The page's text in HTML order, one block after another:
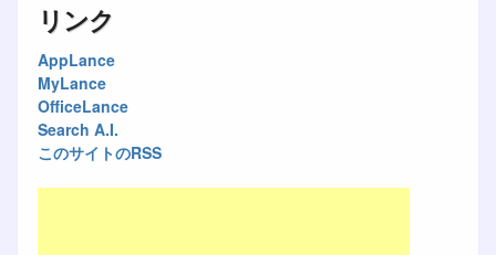
リンク
AppLance
MyLance
OfficeLance
Search A.I.
このサイトのRSS